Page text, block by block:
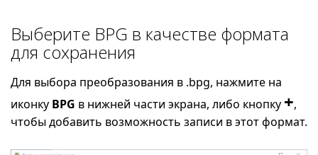
Выберите BPG в качестве формата
для сохранения
Для выбора преобразования в .bpg, нажмите на
иконку BPG в нижней части экрана, либо кнопку +,
чтобы добавить возможность записи в этот формат.